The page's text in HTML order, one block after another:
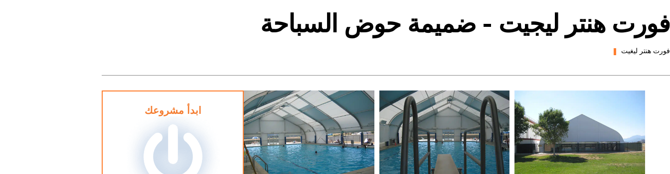
فورت هنتر ليجيت - ضميمة حوض السباحة
فورت هنتر ليغيت
ابدأ مشروعك